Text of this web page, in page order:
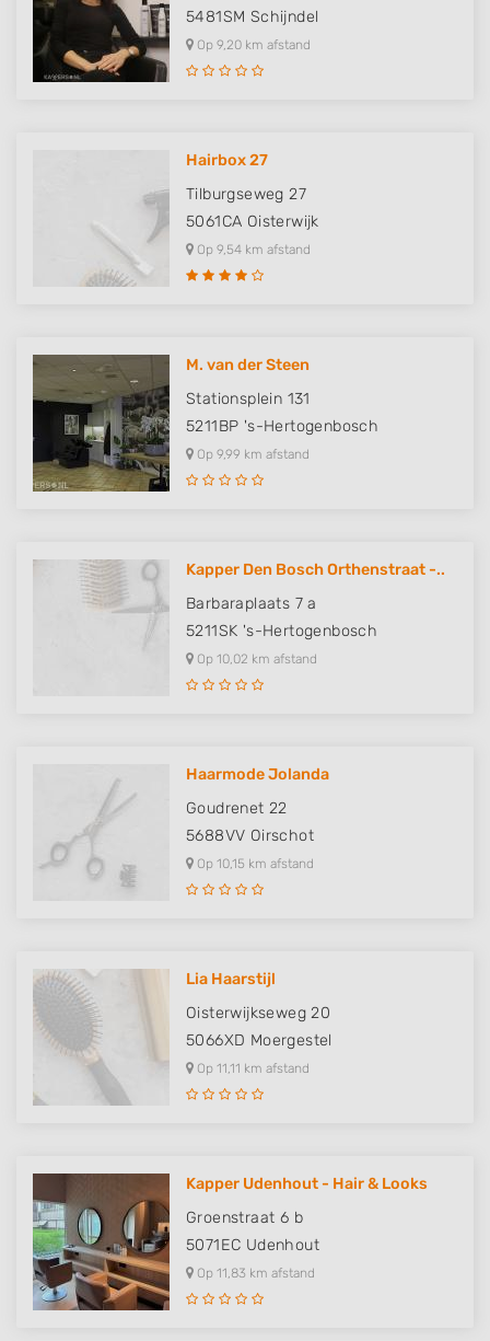
5481SM Schijndel
Op 9,20 km afstand
Hairbox 27
Tilburgseweg 27
5061CA Oisterwijk
Op 9,54 km afstand
M. van der Steen
Stationsplein 131
5211BP 's-Hertogenbosch
Op 9,99 km afstand
Kapper Den Bosch Orthenstraat -..
Barbaraplaats 7 a
5211SK 's-Hertogenbosch
Op 10,02 km afstand
Haarmode Jolanda
Goudrenet 22
5688VV Oirschot
Op 10,15 km afstand
Lia Haarstijl
Oisterwijkseweg 20
5066XD Moergestel
Op 11,11 km afstand
Kapper Udenhout - Hair & Looks
Groenstraat 6 b
5071EC Udenhout
Op 11,83 km afstand